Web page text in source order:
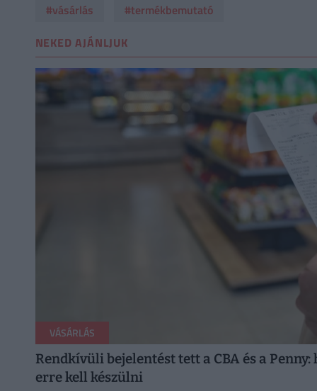
#vásárlás
#termékbemutató
NEKED AJÁNLJUK
VÁSÁRLÁS
Rendkívüli bejelentést tett a CBA és a
erre kell készülni